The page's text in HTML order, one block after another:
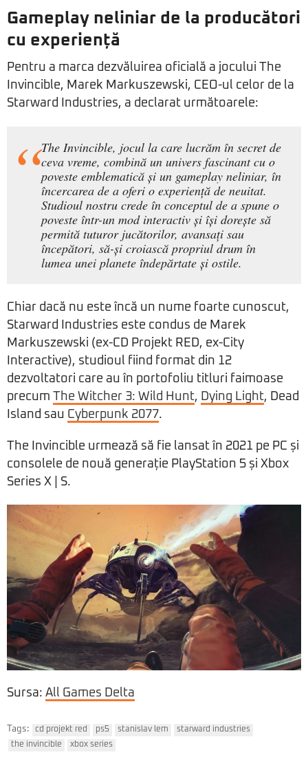
Gameplay neliniar de la producători
cu experiență
Pentru a marca dezvăluirea oficială a jocului The
Invincible, Marek Markuszewski, CEO-ul celor de la
Starward Industries, a declarat următoarele:
The Invincible, jocul la care lucrăm în secret de
ceva vreme, combină un univers fascinant cu o
poveste emblematică și un gameplay neliniar, în
încercarea de a oferi o experiență de neuitat.
Studioul nostru crede în conceptul de a spune o
poveste într-un mod interactiv și își dorește să
permită tuturor jucătorilor, avansați sau
începători, să-și croiască propriul drum în
lumea unei planete îndepărtate și ostile.
Chiar dacă nu este încă un nume foarte cunoscut,
Starward Industries este condus de Marek
Markuszewski (ex-CD Projekt RED, ex-City
Interactive), studioul fiind format din 12
dezvoltatori care au în portofoliu titluri faimoase
precum
The Witcher 3: Wild Hunt, Dying Light, Dead
Island sau Cyberpunk 2077.
The Invincible urmează să fie lansat în 2021 pe PC și
consolele de nouă generație PlayStation 5 și Xbox
Series X | S.
Sursa: All Games Delta
Tags: cd projekt red ps5 stanislav lem
starward industries
the invincible
xbox series